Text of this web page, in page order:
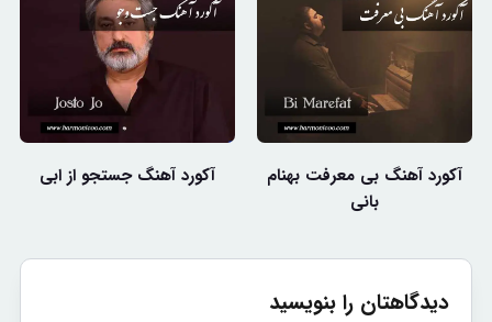
آکورد آهنگ بی معرفت بهنام
بانی
آکورد آهنگ جستجو از ابی
دیدگاهتان را بنویسید